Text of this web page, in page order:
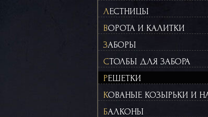
ЛЕСТНИЦЫ
ВОРОТА И КАЛИТКИ
ЗАБОРЫ
СТОЛБЫ ДЛЯ ЗАБОРА
РЕШЕТКИ
КОВАНЫЕ КОЗЫРЬКИ И
БАЛКОНЫ